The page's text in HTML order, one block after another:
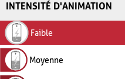
INTENSITÉ D'ANIMATION
Faible
Moyenne